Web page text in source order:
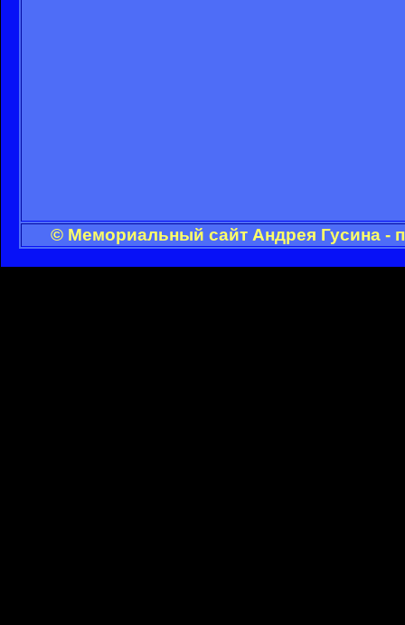
© Мемориальный сайт Андрея Гусина -